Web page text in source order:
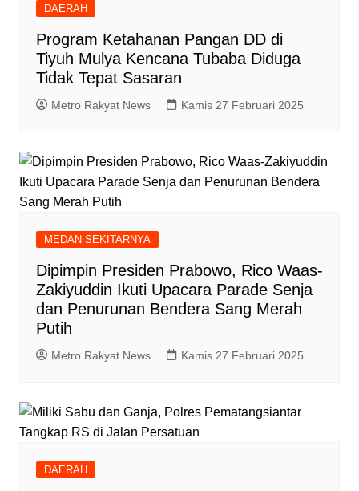
DAERAH
Program Ketahanan Pangan DD di
Tiyuh Mulya Kencana Tubaba Diduga
Tidak Tepat Sasaran
Metro Rakyat News Kamis 27 Februari 2025
MEDAN SEKITARNYA
Dipimpin Presiden Prabowo, Rico Waas-
Zakiyuddin Ikuti Upacara Parade Senja
dan Penurunan Bendera Sang Merah
Putih
Metro Rakyat News Kamis 27 Februari 2025
DAERAH